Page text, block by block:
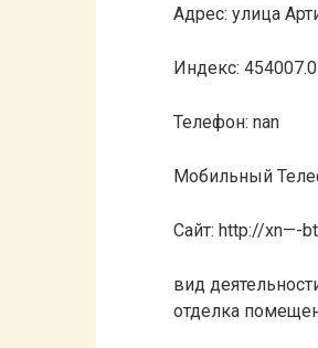
Адрес: улица
Индекс: 454007.0
Телефон: nan
Мобильный
Сайт: http://xn—-
вид
отделка